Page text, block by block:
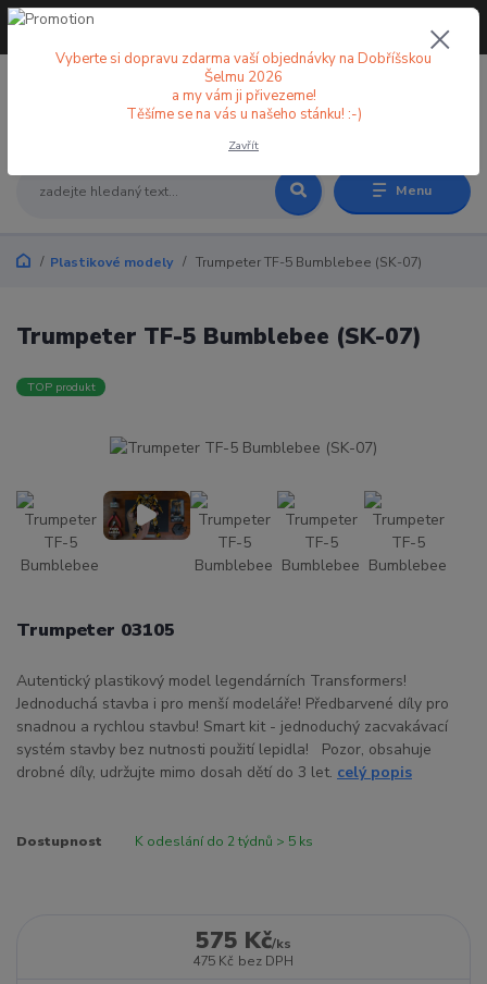
Menu
+420 773 998 582
Plastikové modely Trumpeter TF-5 Bumblebee (SK-07)
Trumpeter TF-5 Bumblebee (SK-07)
TOP produkt
Trumpeter 03105
Autentický plastikový model legendárních Transformers!
Jednoduchá stavba i pro menší modeláře! Předbarvené díly pro
snadnou a rychlou stavbu! Smart kit - jednoduchý zacvakávací
systém stavby bez nutnosti použití lepidla! Pozor, obsahuje
drobné díly, udržujte mimo dosah dětí do 3 let. celý popis
Dostupnost K odeslání do 2 týdnů > 5 ks
575 Kč/ks
475 Kč bez DPH
Vyberte si dopravu zdarma vaší objednávky na Dobříšskou
Šelmu 2026
a my vám ji přivezeme!
Těšíme se na vás u našeho stánku! :-)
Zavřít